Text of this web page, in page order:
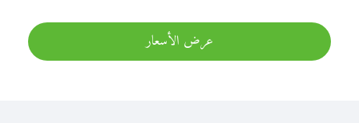
عرض الأسعار